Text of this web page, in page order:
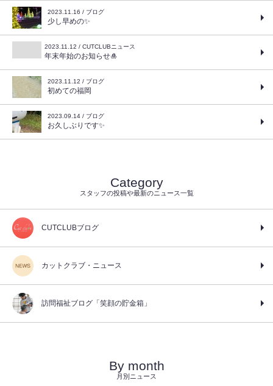
2023.11.16 / ブログ
少し早めの✨
2023.11.12 / CUTCLUBニュース
年末年始のお知らせ🎍
2023.11.12 / ブログ
初めての福岡
2023.09.14 / ブログ
お久しぶりです✨
Category
スタッフの投稿や最新のニュース一覧
CUTCLUBブログ
カットクラブ・ニュース
訪問福祉ブログ「笑顔の貯金箱」
By month
月別ニュース